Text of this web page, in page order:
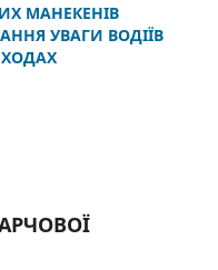
МАНЕКЕНІВ
УВАГИ ВОДІЇВ